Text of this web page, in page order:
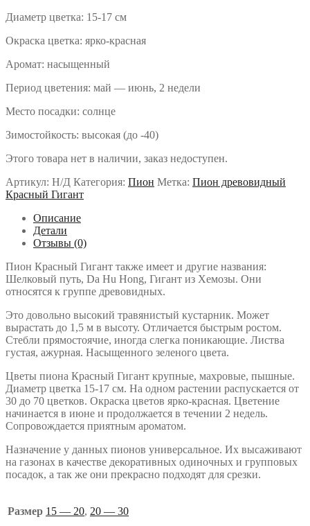
Диаметр цветка: 15-17 см
Окраска цветка: ярко-красная
Аромат: насыщенный
Период цветения: май — июнь, 2 недели
Место посадки: солнце
Зимостойкость: высокая (до -40)
Этого товара нет в наличии, заказ недоступен.
Артикул: Н/Д Категория: Пион Метка: Пион древовидный
Красный Гигант
Описание
Детали
Отзывы (0)
Пион Красный Гигант также имеет и другие названия:
Шелковый путь, Da Hu Hong, Гигант из Хемозы. Они
относятся к группе древовидных.
Это довольно высокий травянистый кустарник. Может
вырастать до 1,5 м в высоту. Отличается быстрым ростом.
Стебли прямостоячие, иногда слегка поникающие. Листва
густая, ажурная. Насыщенного зеленого цвета.
Цветы пиона Красный Гигант крупные, махровые, пышные.
Диаметр цветка 15-17 см. На одном растении распускается от
30 до 70 цветков. Окраска цветов ярко-красная. Цветение
начинается в июне и продолжается в течении 2 недель.
Сопровождается приятным ароматом.
Назначение у данных пионов универсальное. Их высаживают
на газонах в качестве декоративных одиночных и групповых
посадок, а так же они прекрасно подходят для срезки.
Размер 15 — 20, 20 — 30